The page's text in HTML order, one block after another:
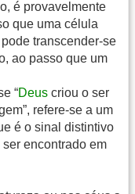
é provavelmente
que uma célula
pode transcender-se
ao passo que um
“Deus criou o ser
refere-se a um
é o sinal distintivo
encontrado em